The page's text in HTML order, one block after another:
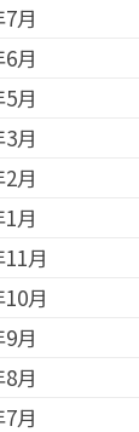
月
月
月
月
月
月
月
月
月
月
月